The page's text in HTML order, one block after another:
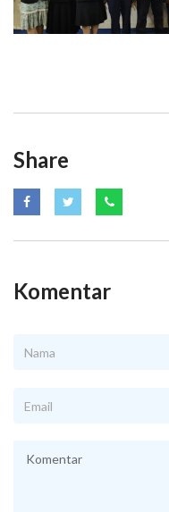
Share
Komentar